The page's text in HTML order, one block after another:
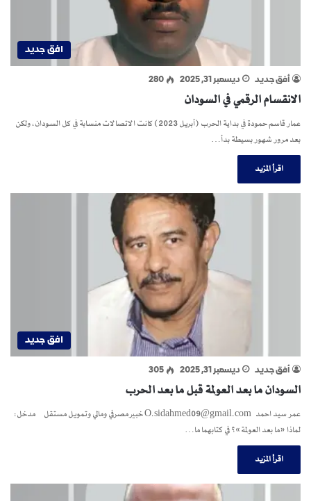
افق جديد
أفق جديد ديسمبر 31, 2025 280
الانقسام الرقمي في السودان
عمار قاسم حمودة في بداية الحرب (أبريل 2023) كانت الاتصالات منسابة في كل السودان، ولكن
بعد مرور شهور بسيطة بدأ…
اقرأ المزيد
افق جديد
أفق جديد ديسمبر 31, 2025 305
السودان ما بعد العولمة قبل ما بعد الحرب
عمر سيد احمد O.sidahmed09@gmail.com خبير مصرفي ومالي وتمويل مستقل مدخل:
لماذا «ما بعد العولمة»؟ في كتابهما ما…
اقرأ المزيد